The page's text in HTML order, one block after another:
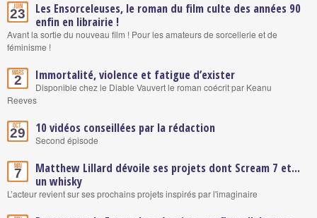
Juin
23
Les Ensorceleuses, le roman du film culte des années 90
enfin en librairie !
Avant la sortie du nouveau film ! Pour les amateurs de sorcellerie et de
féminisme !
Mars
2 Immortalité, violence et fatigue d’exister
Disponible chez le Diable Vauvert le roman coécrit par Keanu
Reeves
Oct.
29 10 vidéos conseillées par la rédaction
Second épisode
Mai
7
Matthew Lillard dévoile ses projets dont Scream 7 et...
un whisky
L’acteur revient sur ses prochains projets inspirés par l'imaginaire